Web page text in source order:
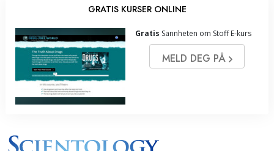
GRATIS KURSER ONLINE
Gratis Sannheten om Stoff E-kurs
MELD DEG PÅ